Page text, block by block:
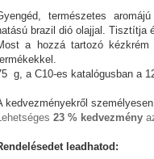
természetes
brazil dió olajjal. Tisztítja
a hozzá tartozó kézkrém
g, a C10-es katalógusban a
kedvezményekről
23 % kedvezmény
leadhatod: